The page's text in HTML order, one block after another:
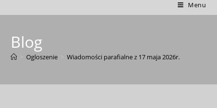
Menu
Blog
Ogloszenie Wiadomości parafialne z 17 maja 2026r.